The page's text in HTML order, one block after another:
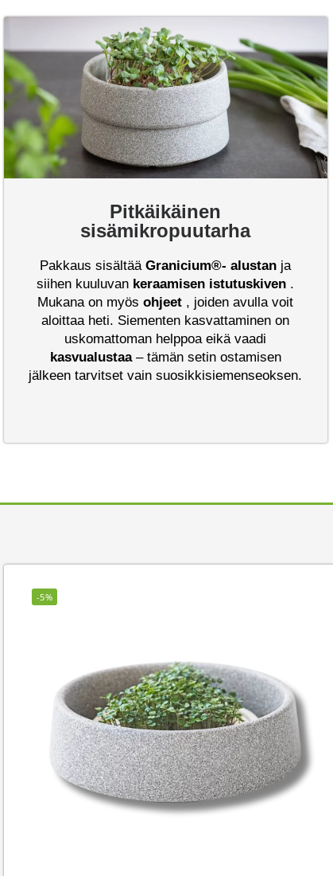
Pitkäikäinen
sisämikropuutarha
Pakkaus sisältääGranicium®- alustan ja
siihen kuuluvan keraamisen istutuskiven .
Mukana on myösohjeet , joiden avulla voit
aloittaa heti. Siementen kasvattaminen on
uskomattoman helppoa eikä vaadi
kasvualustaa– tämän setin ostamisen
jälkeen tarvitset vain suosikkisiemenseoksen.
-5%